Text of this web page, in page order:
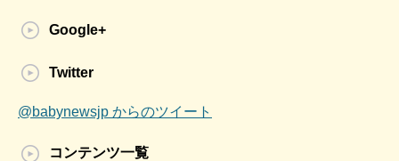
Google+
Twitter
@babynewsjp からのツイート
コンテンツ一覧